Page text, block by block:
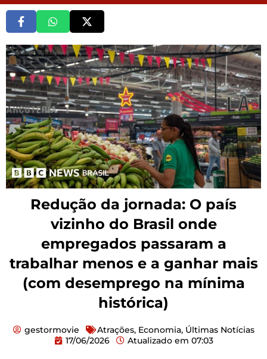
Redução da jornada: O país
vizinho do Brasil onde
empregados passaram a
trabalhar menos e a ganhar mais
(com desemprego na mínima
histórica)
gestormovie Atrações, Economia, Últimas Notícias
17/06/2026
Atualizado em 07:03